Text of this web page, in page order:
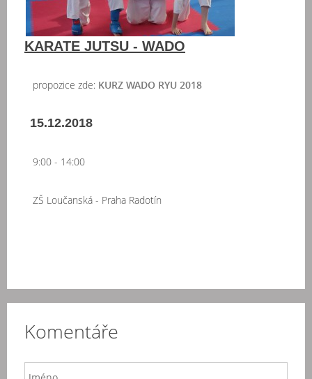
KARATE JUTSU - WADO
propozice zde: KURZ WADO RYU 2018
15.12.2018
9:00 - 14:00
ZŠ Loučanská - Praha Radotín
Komentáře